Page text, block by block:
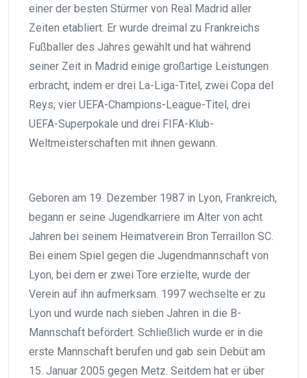
einer der besten Stürmer von Real Madrid aller
Zeiten etabliert. Er wurde dreimal zu Frankreichs
Fußballer des Jahres gewählt und hat während
seiner Zeit in Madrid einige großartige Leistungen
erbracht, indem er drei La-Liga-Titel, zwei Copa del
Reys, vier UEFA-Champions-League-Titel, drei
UEFA-Superpokale und drei FIFA-Klub-
Weltmeisterschaften mit ihnen gewann.
Geboren am 19. Dezember 1987 in Lyon, Frankreich,
begann er seine Jugendkarriere im Alter von acht
Jahren bei seinem Heimatverein Bron Terraillon SC.
Bei einem Spiel gegen die Jugendmannschaft von
Lyon, bei dem er zwei Tore erzielte, wurde der
Verein auf ihn aufmerksam. 1997 wechselte er zu
Lyon und wurde nach sieben Jahren in die B-
Mannschaft befördert. Schließlich wurde er in die
erste Mannschaft berufen und gab sein Debüt am
15. Januar 2005 gegen Metz. Seitdem hat er über